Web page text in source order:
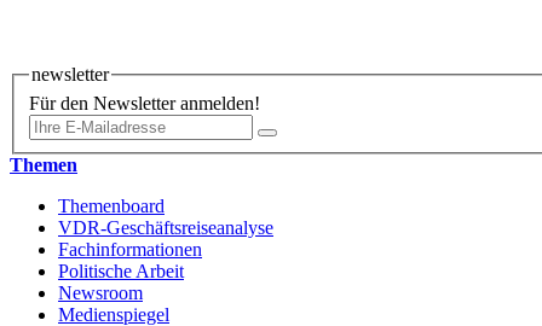
newsletter
Für den Newsletter anmelden!
Themen
Themenboard
VDR-Geschäftsreiseanalyse
Fachinformationen
Politische Arbeit
Newsroom
Medienspiegel